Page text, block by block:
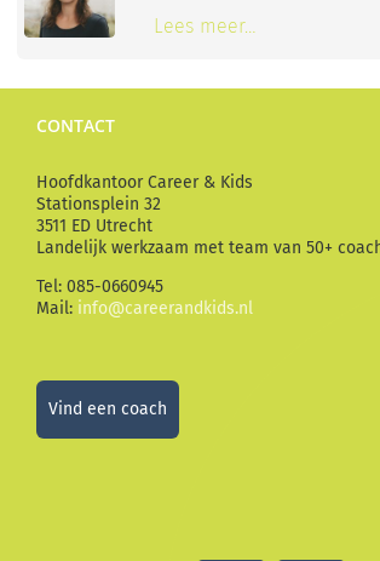
Lees meer…
CONTACT
Hoofdkantoor Career & Kids
Stationsplein 32
3511 ED Utrecht
Landelijk werkzaam met team van 50+
Tel: 085-0660945
Mail: info@careerandkids.nl
Vind een coach